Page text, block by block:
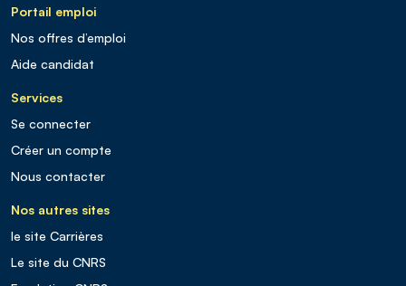
Portail emploi
Nos offres d’emploi
Aide candidat
Services
Se connecter
Créer un compte
Nous contacter
Nos autres sites
le site Carrières
Le site du CNRS